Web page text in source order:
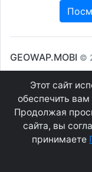
GEOWAP.MOBI ©
Соглашение
Этот сайт
обеспечить
Продолжая
сайта, вы
принимаете